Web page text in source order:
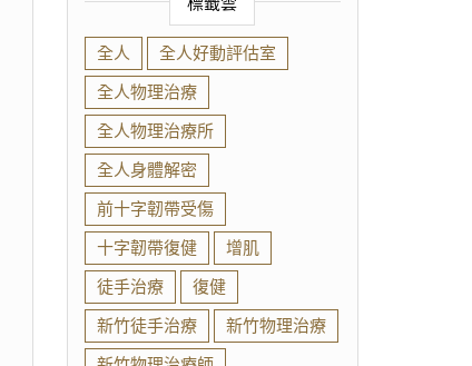
全人
全人好動評估室
全人物理治療
全人物理治療所
全人身體解密
前十字韌帶受傷
十字韌帶復健
增肌
徒手治療
復健
新竹徒手治療
新竹物理治療